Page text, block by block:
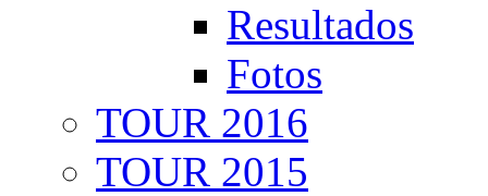
Resultados
Fotos
TOUR 2016
TOUR 2015